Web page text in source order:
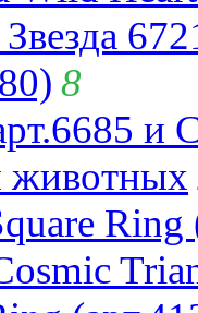
8
и
животных
Ring